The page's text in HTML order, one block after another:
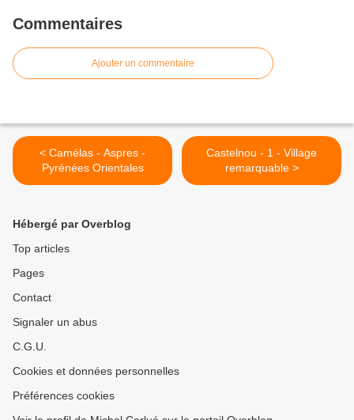
Commentaires
Ajouter un commentaire
< Camélas - Aspres -
Pyrénées Orientales
Castelnou - 1 - Village
remarquable >
Hébergé par Overblog
Top articles
Pages
Contact
Signaler un abus
C.G.U.
Cookies et données personnelles
Préférences cookies